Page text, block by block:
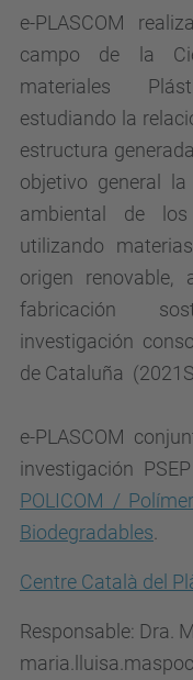
e-PLASCOM
campo de la
materiales
estudiando la
estructura
objetivo general
ambiental de
utilizando
origen renovable,
fabricación
investigación
de Cataluña
e-PLASCOM
investigación
POLICOM /
Biodegradables
Centre Català del
Responsable: Dra.